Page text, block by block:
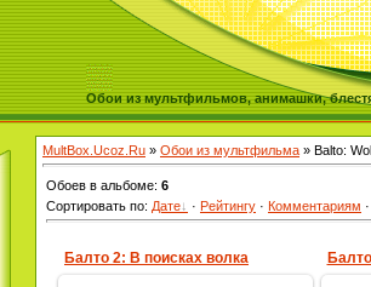
Обои из мультфильмов, анимашки,
MultBox.Ucoz.Ru » Обои из мультфильма » Balto:
Обоев в альбоме: 6
Сортировать по: Дате · Рейтингу · Комментариям ·
Балто 2: В поисках волка